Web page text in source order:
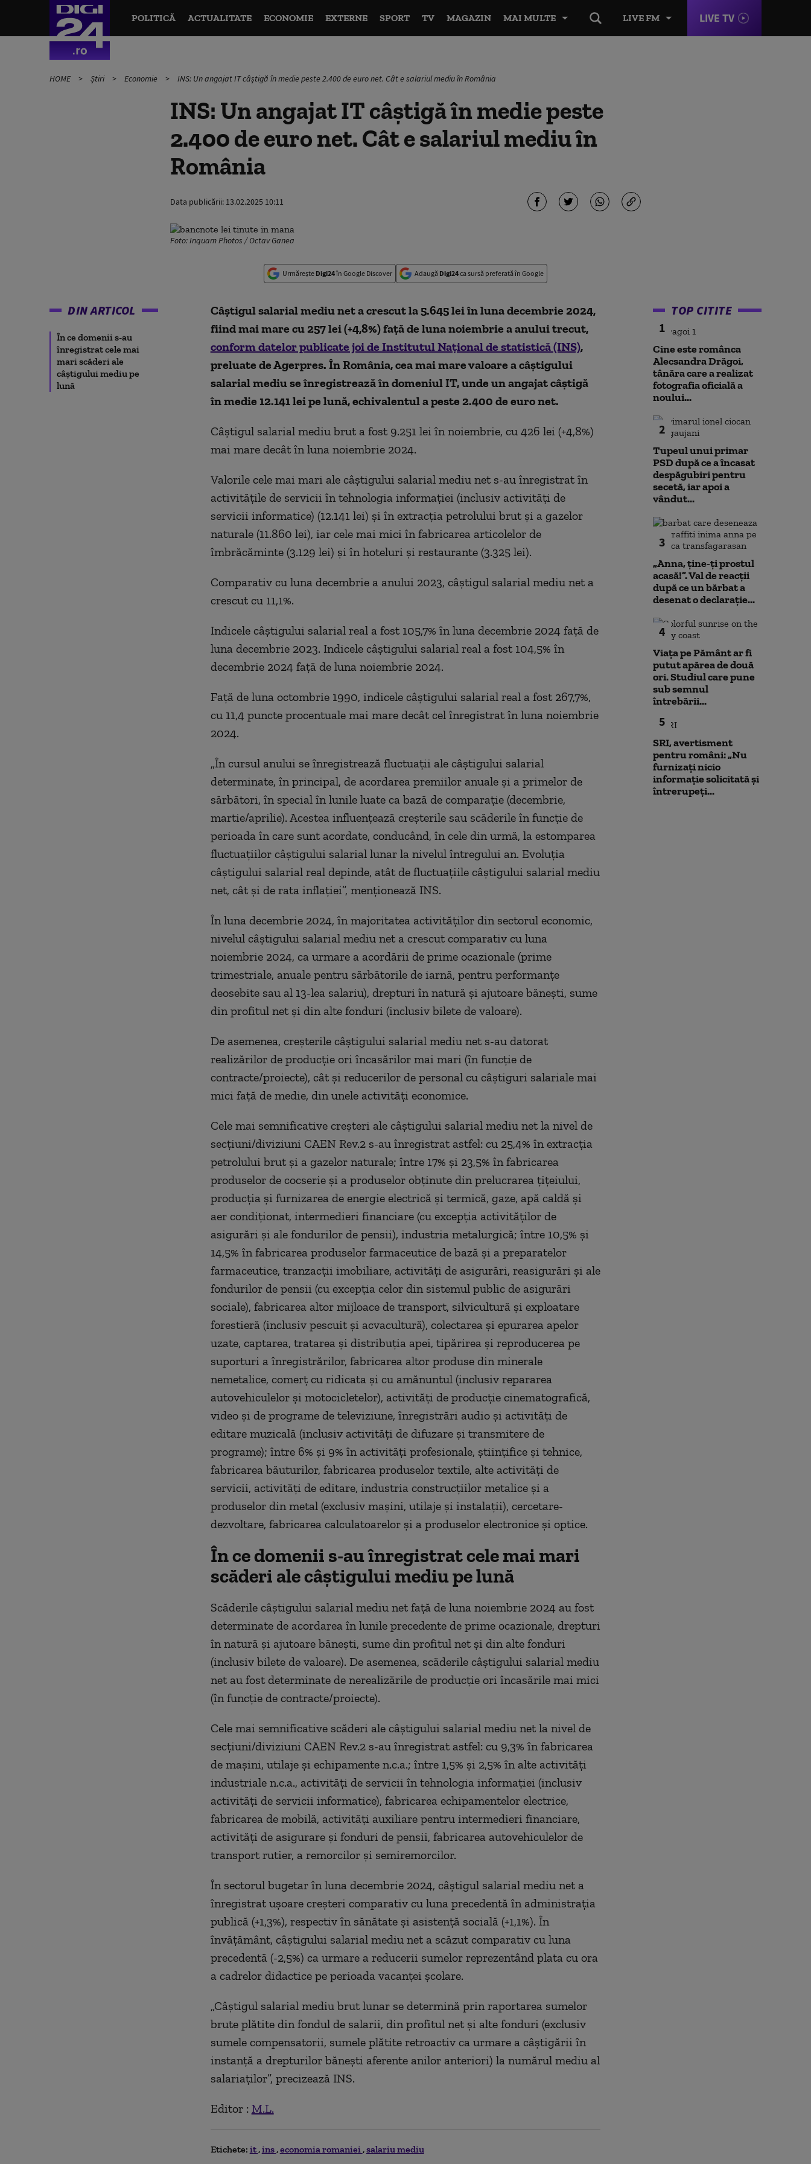
LIVE FM LIVE TV
POLITICĂ ACTUALITATE ECONOMIE EXTERNE SPORT TV MAGAZIN MAI MULTE
HOME Știri Economie INS: Un angajat IT câștigă în medie peste 2.400 de euro net. Cât e salariul mediu în România
INS: Un angajat IT câștigă în medie peste
2.400 de euro net. Cât e salariul mediu în
România
Data publicării: 13.02.2025 10:11
Foto: Inquam Photos / Octav Ganea
Urmărește Digi24în Google Discover Adaugă Digi24ca sursă preferată în Google
DIN ARTICOL
În ce domenii s-au
înregistrat cele mai
mari scăderi ale
câștigului mediu pe
lună
Câştigul salarial mediu net a crescut la 5.645 lei în luna decembrie 2024,
fiind mai mare cu 257 lei (+4,8%) faţă de luna noiembrie a anului trecut,
conform datelor publicate joi de Institutul Naţional de statistică (INS),
preluate de Agerpres. În România, cea mai mare valoare a câștigului
salarial mediu se înregistrează în domeniul IT, unde un angajat câștigă
în medie 12.141 lei pe lună, echivalentul a peste 2.400 de euro net.
Câştigul salarial mediu brut a fost 9.251 lei în noiembrie, cu 426 lei (+4,8%)
mai mare decât în luna noiembrie 2024.
Valorile cele mai mari ale câştigului salarial mediu net s-au înregistrat în
activităţile de servicii în tehnologia informaţiei (inclusiv activităţi de
servicii informatice) (12.141 lei) şi în extracţia petrolului brut şi a gazelor
naturale (11.860 lei), iar cele mai mici în fabricarea articolelor de
îmbrăcăminte (3.129 lei) şi în hoteluri şi restaurante (3.325 lei).
Comparativ cu luna decembrie a anului 2023, câştigul salarial mediu net a
crescut cu 11,1%.
Indicele câştigului salarial real a fost 105,7% în luna decembrie 2024 faţă de
luna decembrie 2023. Indicele câştigului salarial real a fost 104,5% în
decembrie 2024 faţă de luna noiembrie 2024.
Faţă de luna octombrie 1990, indicele câştigului salarial real a fost 267,7%,
cu 11,4 puncte procentuale mai mare decât cel înregistrat în luna noiembrie
2024.
„În cursul anului se înregistrează fluctuaţii ale câştigului salarial
determinate, în principal, de acordarea premiilor anuale şi a primelor de
sărbători, în special în lunile luate ca bază de comparaţie (decembrie,
martie/aprilie). Acestea influenţează creşterile sau scăderile în funcţie de
perioada în care sunt acordate, conducând, în cele din urmă, la estomparea
fluctuaţiilor câştigului salarial lunar la nivelul întregului an. Evoluţia
câştigului salarial real depinde, atât de fluctuaţiile câştigului salarial mediu
net, cât şi de rata inflaţiei”, menţionează INS.
În luna decembrie 2024, în majoritatea activităţilor din sectorul economic,
nivelul câştigului salarial mediu net a crescut comparativ cu luna
noiembrie 2024, ca urmare a acordării de prime ocazionale (prime
trimestriale, anuale pentru sărbătorile de iarnă, pentru performanţe
deosebite sau al 13-lea salariu), drepturi în natură şi ajutoare băneşti, sume
din profitul net şi din alte fonduri (inclusiv bilete de valoare).
De asemenea, creşterile câştigului salarial mediu net s-au datorat
realizărilor de producţie ori încasărilor mai mari (în funcţie de
contracte/proiecte), cât şi reducerilor de personal cu câştiguri salariale mai
mici faţă de medie, din unele activităţi economice.
Cele mai semnificative creşteri ale câştigului salarial mediu net la nivel de
secţiuni/diviziuni CAEN Rev.2 s-au înregistrat astfel: cu 25,4% în extracţia
petrolului brut şi a gazelor naturale; între 17% şi 23,5% în fabricarea
produselor de cocserie şi a produselor obţinute din prelucrarea ţiţeiului,
producţia şi furnizarea de energie electrică şi termică, gaze, apă caldă şi
aer condiţionat, intermedieri financiare (cu excepţia activităţilor de
asigurări şi ale fondurilor de pensii), industria metalurgică; între 10,5% şi
14,5% în fabricarea produselor farmaceutice de bază şi a preparatelor
farmaceutice, tranzacţii imobiliare, activităţi de asigurări, reasigurări şi ale
fondurilor de pensii (cu excepţia celor din sistemul public de asigurări
sociale), fabricarea altor mijloace de transport, silvicultură şi exploatare
forestieră (inclusiv pescuit şi acvacultură), colectarea şi epurarea apelor
uzate, captarea, tratarea şi distribuţia apei, tipărirea şi reproducerea pe
suporturi a înregistrărilor, fabricarea altor produse din minerale
nemetalice, comerţ cu ridicata şi cu amănuntul (inclusiv repararea
autovehiculelor şi motocicletelor), activităţi de producţie cinematografică,
video şi de programe de televiziune, înregistrări audio şi activităţi de
editare muzicală (inclusiv activităţi de difuzare şi transmitere de
programe); între 6% şi 9% în activităţi profesionale, ştiinţifice şi tehnice,
fabricarea băuturilor, fabricarea produselor textile, alte activităţi de
servicii, activităţi de editare, industria construcţiilor metalice şi a
produselor din metal (exclusiv maşini, utilaje şi instalaţii), cercetare-
dezvoltare, fabricarea calculatoarelor şi a produselor electronice şi optice.
În ce domenii s-au înregistrat cele mai mari
scăderi ale câștigului mediu pe lună
Scăderile câştigului salarial mediu net faţă de luna noiembrie 2024 au fost
determinate de acordarea în lunile precedente de prime ocazionale, drepturi
în natură şi ajutoare băneşti, sume din profitul net şi din alte fonduri
(inclusiv bilete de valoare). De asemenea, scăderile câştigului salarial mediu
net au fost determinate de nerealizările de producţie ori încasările mai mici
(în funcţie de contracte/proiecte).
Cele mai semnificative scăderi ale câştigului salarial mediu net la nivel de
secţiuni/diviziuni CAEN Rev.2 s-au înregistrat astfel: cu 9,3% în fabricarea
de maşini, utilaje şi echipamente n.c.a.; între 1,5% şi 2,5% în alte activităţi
industriale n.c.a., activităţi de servicii în tehnologia informaţiei (inclusiv
activităţi de servicii informatice), fabricarea echipamentelor electrice,
fabricarea de mobilă, activităţi auxiliare pentru intermedieri financiare,
activităţi de asigurare şi fonduri de pensii, fabricarea autovehiculelor de
transport rutier, a remorcilor şi semiremorcilor.
În sectorul bugetar în luna decembrie 2024, câştigul salarial mediu net a
înregistrat uşoare creşteri comparativ cu luna precedentă în administraţia
publică (+1,3%), respectiv în sănătate şi asistenţă socială (+1,1%). În
învăţământ, câştigului salarial mediu net a scăzut comparativ cu luna
precedentă (-2,5%) ca urmare a reducerii sumelor reprezentând plata cu ora
a cadrelor didactice pe perioada vacanţei şcolare.
„Câştigul salarial mediu brut lunar se determină prin raportarea sumelor
brute plătite din fondul de salarii, din profitul net şi alte fonduri (exclusiv
sumele compensatorii, sumele plătite retroactiv ca urmare a câştigării în
instanţă a drepturilor băneşti aferente anilor anteriori) la numărul mediu al
salariaţilor”, precizează INS.
Editor : M.L.
Etichete: it ins economia romaniei salariu mediu
TOP CITITE
1
Cine este românca
Alecsandra Drăgoi,
tânăra care a realizat
fotografia oficială a
noului...
2
Tupeul unui primar
PSD după ce a încasat
despăgubiri pentru
secetă, iar apoi a
vândut...
3
„Anna, ţine-ţi prostul
acasă!”. Val de reacții
după ce un bărbat a
desenat o declarație...
4
Viața pe Pământ ar fi
putut apărea de două
ori. Studiul care pune
sub semnul
întrebării...
5
SRI, avertisment
pentru români: „Nu
furnizați nicio
informație solicitată și
întrerupeți...